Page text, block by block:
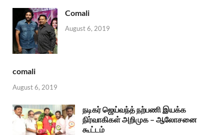
Comali
August 6, 2019
comali
August 6, 2019
நடிகர் ஜெய்வந்த் நற்பணி இயக்க
நிர்வாகிகள் அறிமுக – ஆலோசனை
கூட்டம்